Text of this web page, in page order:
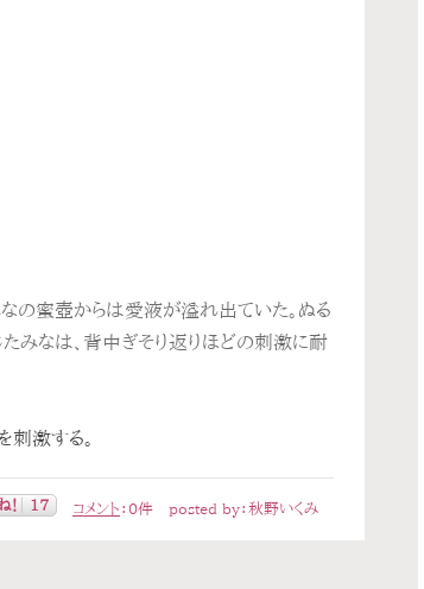
の蜜壺からは愛液が溢れ出ていた。ぬる
みなは、背中ぎそり返りほどの刺激に耐
刺激する。
posted by： 秋野いくみ
コメント ： 0件
！ 17